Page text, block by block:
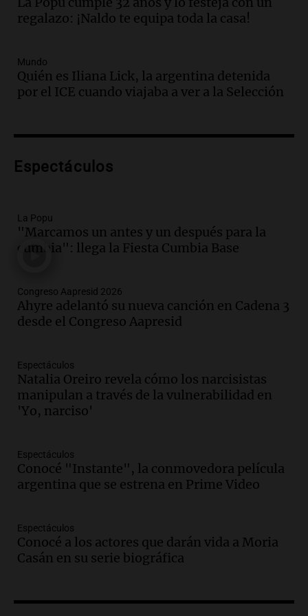
reemplazan el contacto con la gente”
La Argentina, hoy
Audio.
un pozo de 17 metros en Nueva Córdoba
Panorama Federal
Audio.Lanzamiento del Tigo 7 CSH: el
al mercado argentino
Audio.
Mundial de Natación de Invierno con
récords y atletas de 20 países
Audio.Conductor imputado por
accidente fatal en San Luis dejó tres
Episodios
Audio.Historiador de la UBA celebró la
marcha atrás en la Ley de Tierras:
“Frenamos un saqueo de recursos”
Episodios
Audio.Ahyre estuvo en el Estudio
Federal Sancor Seguros y adelantó su
Episodios
Audio.Cierre del Paso Internacional
Cristo Redentor por acumulación de
regalazo: ¡Naldo te equipa toda la casa!
Mundo
Quién es Iliana Lick, la argentina detenida
por el ICE cuando viajaba a ver a la Selección
Espectáculos
La Popu
"Marcamos un antes y un después para la
cumbia": llega la Fiesta Cumbia Base
Congreso Aapresid 2026
Ahyre adelantó su nueva canción en Cadena 3
desde el Congreso Aapresid
Espectáculos
Natalia Oreiro revela cómo los narcisistas
manipulan a través de la vulnerabilidad en
'Yo, narciso'
Espectáculos
Conocé "Instante", la conmovedora película
argentina que se estrena en Prime Video
Espectáculos
Conocé a los actores que darán vida a Moria
Casán en su serie biográfica